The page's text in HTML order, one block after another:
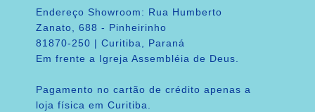
Endereço Showroom: Rua Humberto
Zanato, 688 - Pinheirinho
81870-250 | Curitiba, Paraná
Em frente a Igreja Assembléia de Deus.
Pagamento no cartão de crédito apenas a
loja física em Curitiba.